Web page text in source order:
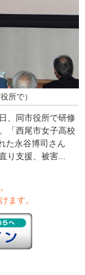
所で）
、同市役所で研修
「西尾市女子高校
た永谷博司さん
り支援、被害...
ます。